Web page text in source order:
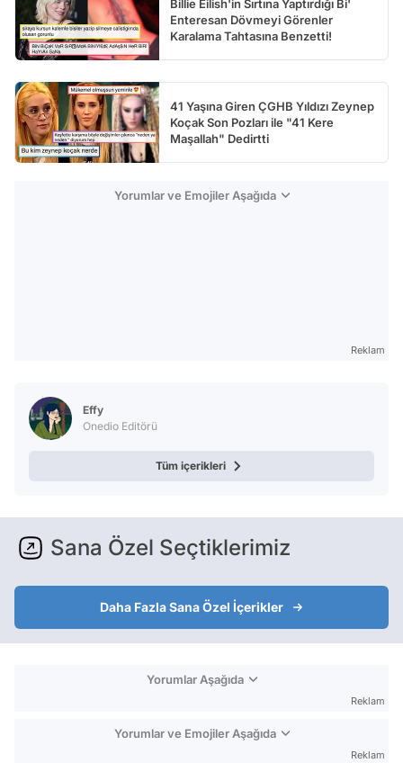
Billie Eilish'in Sırtına Yaptırdığı Bi'
Enteresan Dövmeyi Görenler
Karalama Tahtasına Benzetti!
41 Yaşına Giren ÇGHB Yıldızı Zeynep
Koçak Son Pozları ile "41 Kere
Maşallah" Dedirtti
Yorumlar ve Emojiler Aşağıda
Reklam
Effy
Onedio Editörü
Tüm içerikleri
Sana Özel Seçtiklerimiz
Daha Fazla Sana Özel İçerikler
Yorumlar Aşağıda
Reklam
Yorumlar ve Emojiler Aşağıda
Reklam